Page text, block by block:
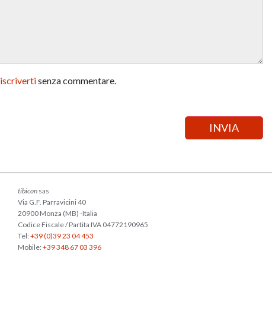
iscrivertisenza commentare.
tibiconsas
Via G.F. Parravicini 40
20900 Monza (MB) -Italia
Codice Fiscale / Partita IVA 04772190965
Tel:+39 (0)39 23 04 453
Mobile:+39 348 67 03 396